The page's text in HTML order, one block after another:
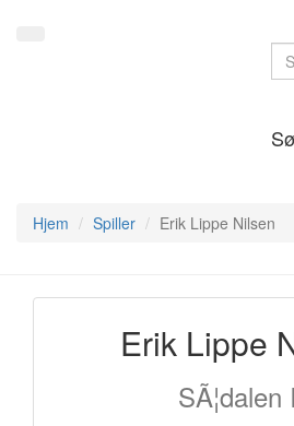
Hjem Spiller Erik Lippe Nilsen
Erik Lippe
SÃ¦dalen